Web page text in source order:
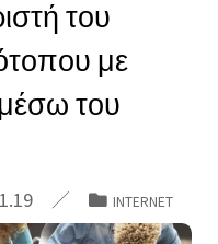
του
με
του
INTERNET